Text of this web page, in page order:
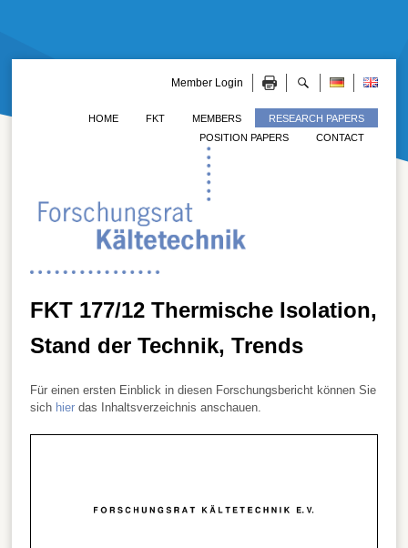
Member Login
HOME FKT MEMBERS
RESEARCH PAPERS
POSITION PAPERS
CONTACT
FKT 177/12 Thermische Isolation,
Stand der Technik, Trends
Für einen ersten Einblick in diesen Forschungsbericht können Sie
sich hier das Inhaltsverzeichnis anschauen.